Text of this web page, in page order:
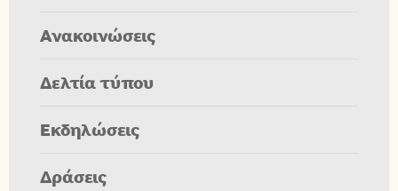
Ανακοινώσεις
Δελτία τύπου
Εκδηλώσεις
Δράσεις